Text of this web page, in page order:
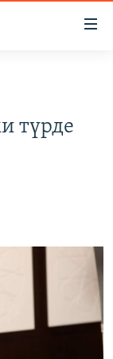
түрде